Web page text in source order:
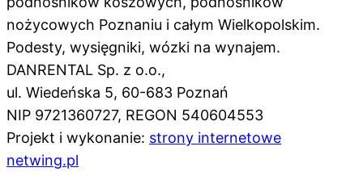
nożycowych Poznaniu i całym Wielkopolskim.
Podesty, wysięgniki, wózki na wynajem.
DANRENTAL Sp. z o.o.,
ul. Wiedeńska 5, 60-683 Poznań
NIP 9721360727, REGON 540604553
Projekt i wykonanie: strony internetowe
netwing.pl